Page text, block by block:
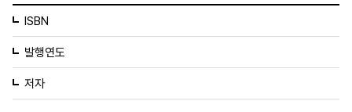
ISBN
발행연도
저자